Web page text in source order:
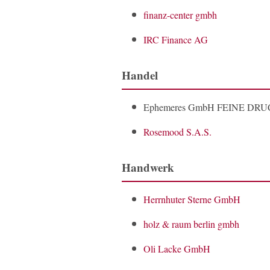
finanz-center gmbh
IRC Finance AG
Handel
Ephemeres GmbH FEINE
Rosemood S.A.S.
Handwerk
Herrnhuter Sterne GmbH
holz & raum berlin gmbh
Oli Lacke GmbH